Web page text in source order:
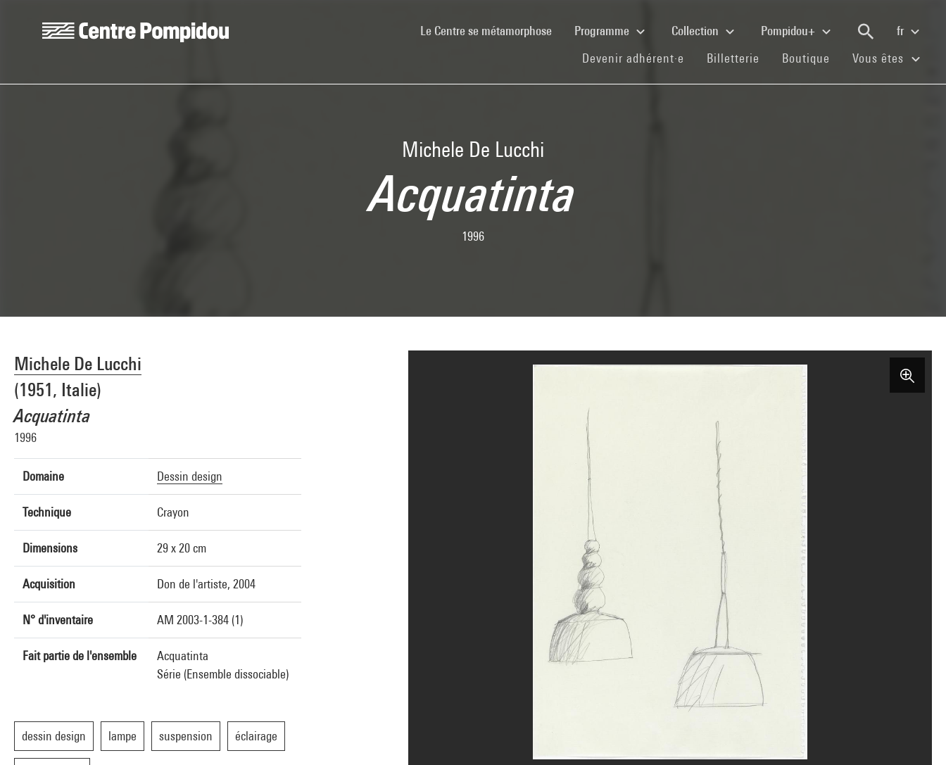
Le Centre se métamorphose(current)Programme Collection Pompidou+
fr
Devenir adhérent·e (current)
Billetterie (current)
Boutique (current)
Vous êtes
Michele De Lucchi
Acquatinta
1996
Michele De Lucchi
(1951, Italie)
Acquatinta
1996
Domaine Dessin design
Technique Crayon
Dimensions 29 x 20 cm
Acquisition Don de l'artiste, 2004
N° d'inventaire AM 2003-1-384 (1)
Fait partie de l'ensemble
Acquatinta
Série (Ensemble dissociable)
dessin design lampe suspension éclairage